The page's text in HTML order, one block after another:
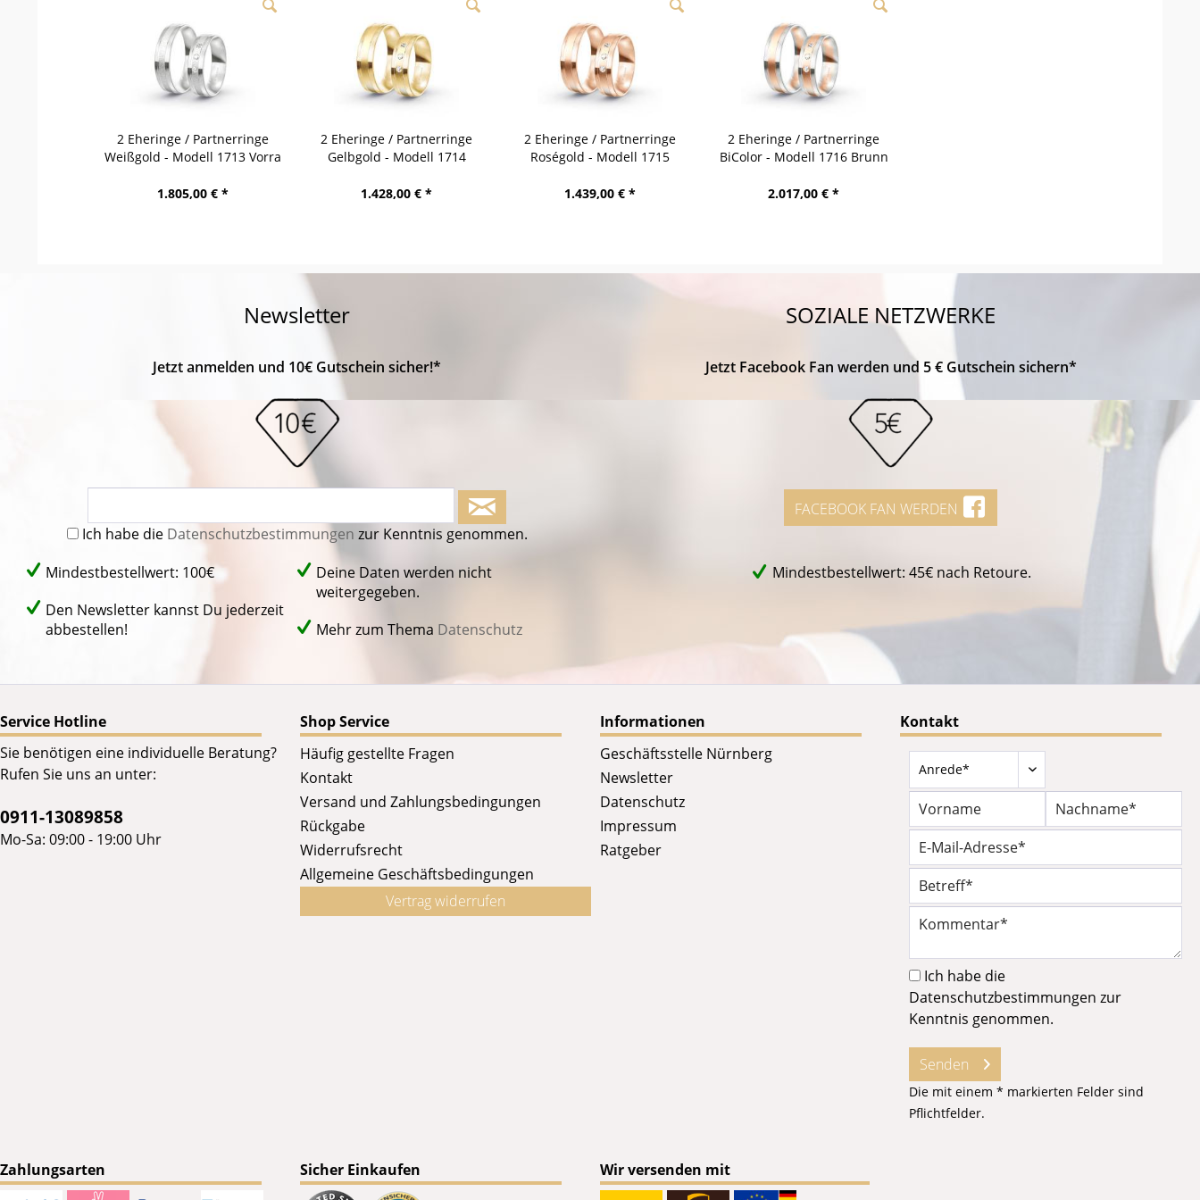
2 Eheringe / Partnerringe
Weißgold - Modell 1713 Vorra
1.805,00 € *
2 Eheringe / Partnerringe
Gelbgold - Modell 1714
1.428,00 € *
2 Eheringe / Partnerringe
Roségold - Modell 1715
1.439,00 € *
2 Eheringe / Partnerringe
BiColor - Modell 1716 Brunn
2.017,00 € *
Newsletter
Jetzt anmelden und 10€ Gutschein sicher!*
Ich habe die Datenschutzbestimmungen zur Kenntnis genommen.
Mindestbestellwert: 100€
Den Newsletter kannst Du jederzeit
abbestellen!
Deine Daten werden nicht
weitergegeben.
Mehr zum Thema Datenschutz
SOZIALE NETZWERKE
Jetzt Facebook Fan werden und 5 € Gutschein sichern*
FACEBOOK FAN WERDEN
Mindestbestellwert: 45€ nach Retoure.
Service Hotline
Sie benötigen eine individuelle Beratung?
Rufen Sie uns an unter:
0911-13089858
Mo-Sa: 09:00 - 19:00 Uhr
Shop Service
Häufig gestellte Fragen
Kontakt
Versand und Zahlungsbedingungen
Rückgabe
Widerrufsrecht
Allgemeine Geschäftsbedingungen
Vertrag widerrufen
Informationen
Geschäftsstelle Nürnberg
Newsletter
Datenschutz
Impressum
Ratgeber
Kontakt
Ich habe die
Datenschutzbestimmungen zur
Kenntnis genommen.
Senden
Die mit einem * markierten Felder sind
Pflichtfelder.
Zahlungsarten Sicher Einkaufen Wir versenden mit